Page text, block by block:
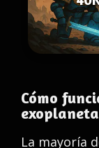
Cómo
La mayoría